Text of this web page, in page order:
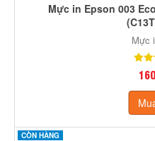
Mực in Epson 003
Mực
CÒN HÀNG